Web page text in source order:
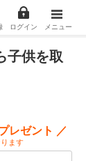
ログイン メニュー
子供を取
レゼント ／
ます